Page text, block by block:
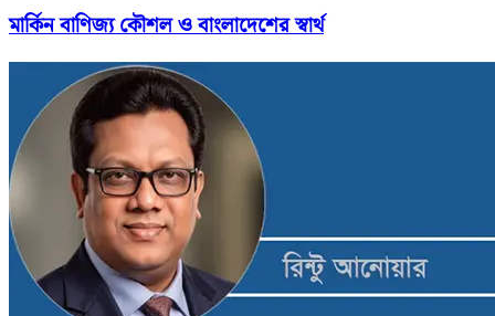
মার্কিন বাণিজ্য কৌশল ও বাংলাদেশের স্বার্থ